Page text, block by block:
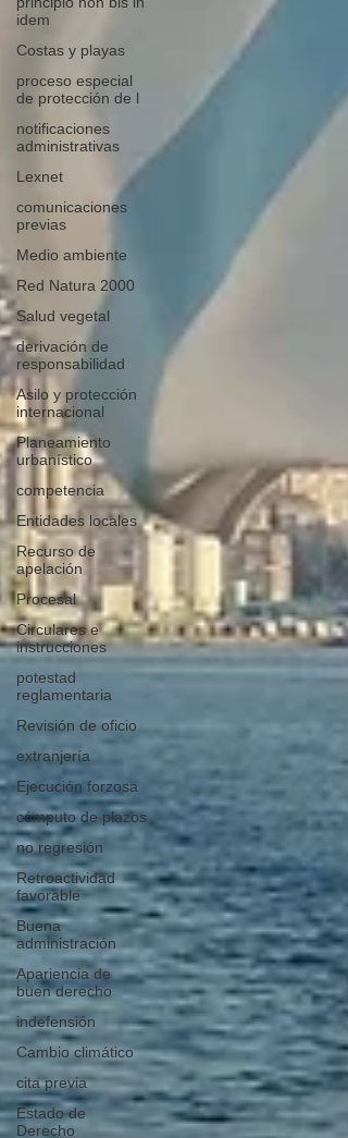
idem
Costas y playas
proceso especial
de protección de l
notificaciones
administrativas
Lexnet
comunicaciones
previas
Medio ambiente
Red Natura 2000
Salud vegetal
derivación de
responsabilidad
Asilo y protección
internacional
Planeamiento
urbanístico
competencia
Entidades locales
Recurso de
apelación
Procesal
Circulares e
instrucciones
potestad
reglamentaria
Revisión de oficio
extranjería
Ejecución forzosa
cómputo de plazos
no regresión
Retroactividad
favorable
Buena
administración
Apariencia de
buen derecho
indefensión
Cambio climático
cita previa
Estado de
Derecho